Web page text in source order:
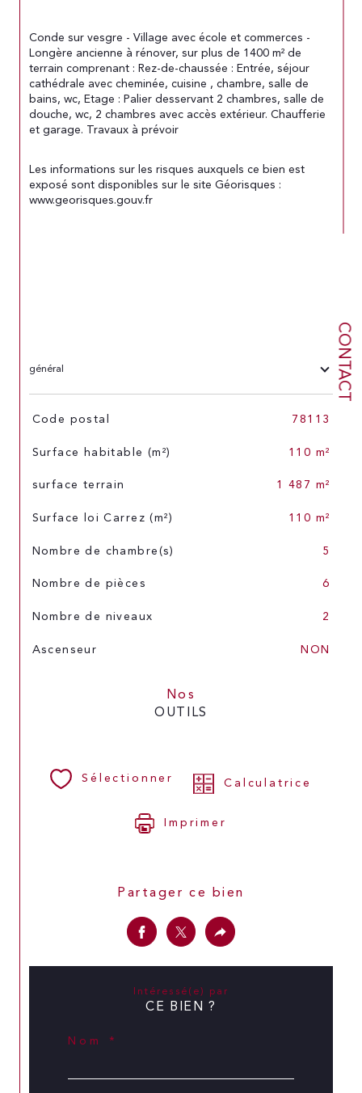
CONTACT
Conde sur vesgre - Village avec école et commerces -
Longère ancienne à rénover, sur plus de 1400 m² de
terrain comprenant : Rez-de-chaussée : Entrée, séjour
cathédrale avec cheminée, cuisine , chambre, salle de
bains, wc, Etage : Palier desservant 2 chambres, salle de
douche, wc, 2 chambres avec accès extérieur. Chaufferie
et garage. Travaux à prévoir
Les informations sur les risques auxquels ce bien est
exposé sont disponibles sur le site Géorisques :
www.georisques.gouv.fr
général
TRAD_SIROCCO_Caracteristique
Code postal 78113
Surface habitable (m²) 110 m²
surface terrain 1 487 m²
Surface loi Carrez (m²) 110 m²
Nombre de chambre(s) 5
Nombre de pièces 6
Nombre de niveaux 2
Ascenseur NON
Nos
OUTILS
Sélectionner Calculatrice
Imprimer
Partager ce bien
Intéressé(e) par
CE BIEN ?
Nom *